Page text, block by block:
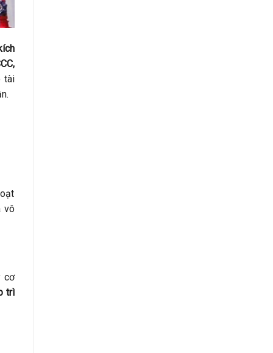
tài
vô
cơ
trì